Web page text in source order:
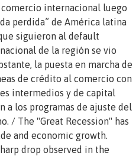
internacional luego
perdida” de América latina
siguieron al default
de la región se vio
la puesta en marcha de
de crédito al comercio con
intermedios y de capital
a los programas de ajuste del
/ The "Great Recession" has
and economic growth.
drop observed in the